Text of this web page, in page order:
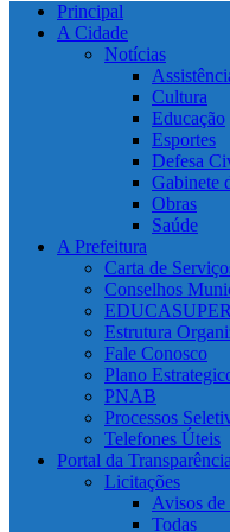
Principal
A Cidade
Notícias
Cultura
Educação
Esportes
Defesa
Gabinete
Obras
Saúde
A Prefeitura
Carta de
Conselhos
Estrutura
Fale Conosco
Plano
PNAB
Processos
Telefones Úteis
Portal da Transparência
Licitações
Avisos
Todas